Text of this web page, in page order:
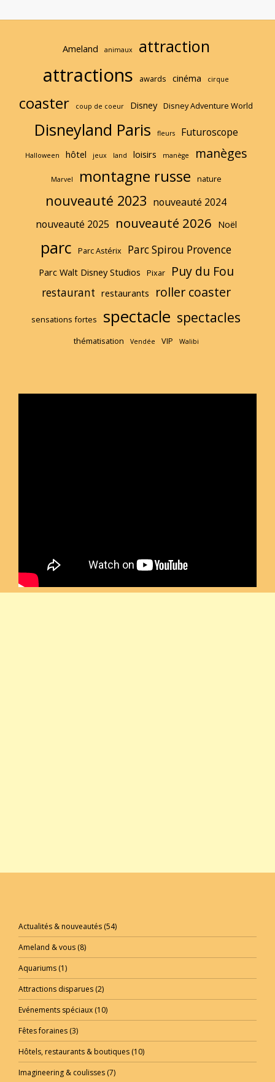
Ameland animaux attraction
attractions awards cinéma cirque
coaster coup de coeur Disney Disney Adventure World
Disneyland Paris fleurs Futuroscope
Halloween hôtel jeux land loisirs manège manèges
Marvel montagne russe nature
nouveauté 2023 nouveauté 2024
nouveauté 2025 nouveauté 2026 Noël
parc Parc Astérix Parc Spirou Provence
Parc Walt Disney Studios Pixar Puy du Fou
restaurant restaurants roller coaster
sensations fortes spectacle spectacles
thématisation Vendée VIP Walibi
Actualités & nouveautés (54)
Ameland & vous (8)
Aquariums (1)
Attractions disparues (2)
Evénements spéciaux (10)
Fêtes foraines (3)
Hôtels, restaurants & boutiques (10)
Imagineering & coulisses (7)